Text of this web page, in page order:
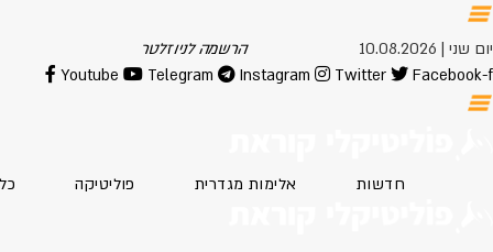
הרשמה לניוזלטר
יום שני | 10.08.2026
Youtube
Telegram Instagram Twitter Facebook-f
חדשות אלימות מגדרית פוליטיקה